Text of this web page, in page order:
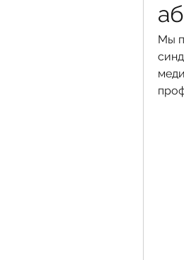
Мы